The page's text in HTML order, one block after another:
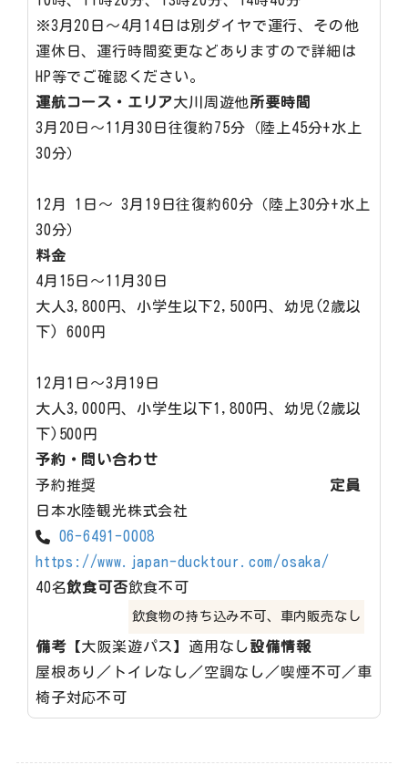
※3月20日～4月14日は別ダイヤで運行、その他
運休日、運行時間変更などありますので詳細は
HP等でご確認ください。
運航コース・エリア大川周遊他所要時間
3月20日～11月30日往復約75分（陸上45分+水上
30分）
12月 1日～ 3月19日往復約60分（陸上30分+水上
30分）
料金
4月15日～11月30日
大人3,800円、小学生以下2,500円、幼児(2歳以
下) 600円
12月1日～3月19日
大人3,000円、小学生以下1,800円、幼児(2歳以
下)500円
予約・問い合わせ
予約推奨
日本水陸観光株式会社
06-6491-0008
https://www.japan-ducktour.com/osaka/
定員
40名飲食可否飲食不可
飲食物の持ち込み不可、車内販売なし
備考【大阪楽遊パス】適用なし設備情報
屋根あり／トイレなし／空調なし／喫煙不可／車
椅子対応不可